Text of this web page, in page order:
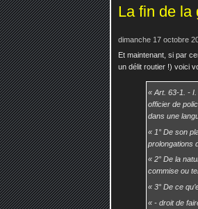
La fin de la
dimanche 17 octobre
Et maintenant, si par
un délit routier !) voici
« Art. 63-1. -
officier de
dans une
« 1° De son
prolongations
« 2° De la
commise ou
« 3° De ce
« - droit de